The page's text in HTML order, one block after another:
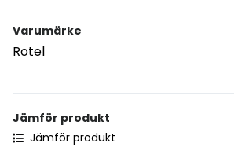
Varumärke
Rotel
Jämför produkt
Jämför produkt